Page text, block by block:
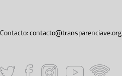
Contacto:contacto@transparenciave.org